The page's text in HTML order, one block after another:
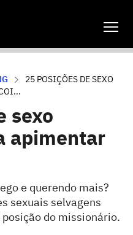
25 POSIÇÕES DE SEXO
sexo
apimentar
e querendo mais?
sexuais selvagens
do missionário.